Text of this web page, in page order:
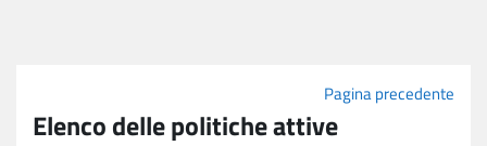
Pagina precedente
Elenco delle politiche attive